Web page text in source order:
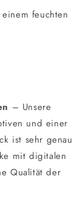
feuchten
– Unsere
und einer
ist sehr genau
mit digitalen
Qualität der